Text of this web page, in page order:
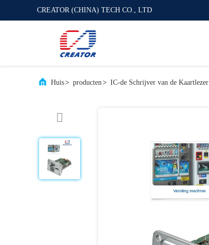
CREATOR (CHINA) TECH CO., LTD
Huis> producten> IC-de Schrijver van de Kaartlezer